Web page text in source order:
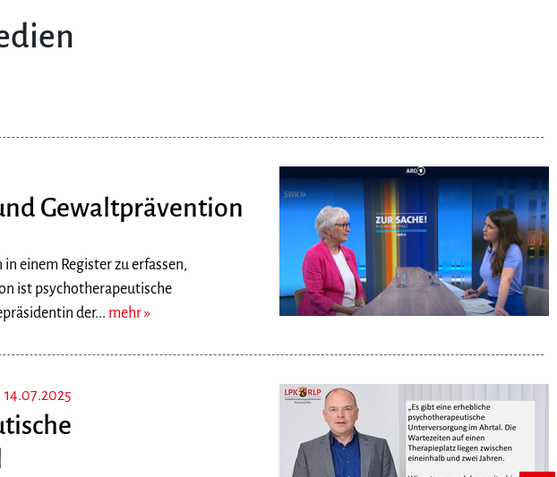
Gewaltprävention
einem Register zu erfassen,
ist psychotherapeutische
der... mehr
14.07.2025